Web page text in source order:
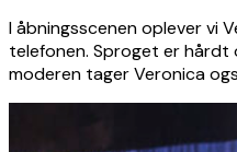
I åbningsscenen oplever vi
telefonen. Sproget er
moderen tager Veronica